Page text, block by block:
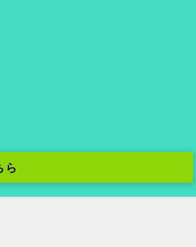
ら